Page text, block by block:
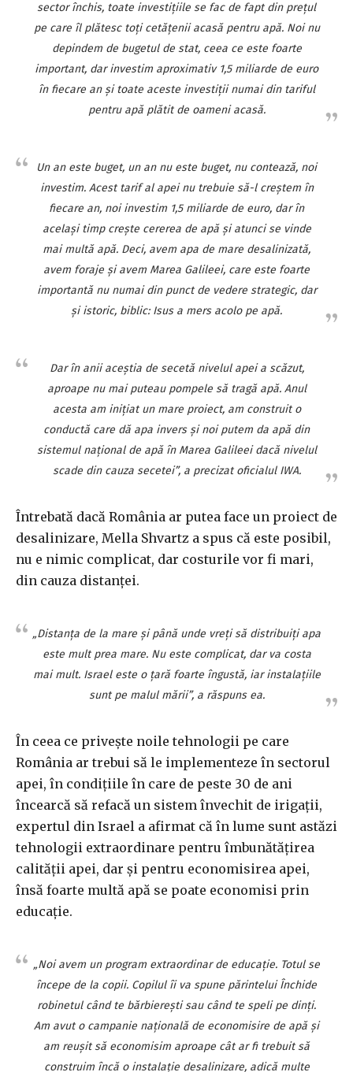
sector închis, toate investiţiile se fac de fapt din preţul
pe care îl plătesc toţi cetăţenii acasă pentru apă. Noi nu
depindem de bugetul de stat, ceea ce este foarte
important, dar investim aproximativ 1,5 miliarde de euro
în fiecare an şi toate aceste investiţii numai din tariful
pentru apă plătit de oameni acasă.
Un an este buget, un an nu este buget, nu contează, noi
investim. Acest tarif al apei nu trebuie să-l creştem în
fiecare an, noi investim 1,5 miliarde de euro, dar în
acelaşi timp creşte cererea de apă şi atunci se vinde
mai multă apă. Deci, avem apa de mare desalinizată,
avem foraje şi avem Marea Galileei, care este foarte
importantă nu numai din punct de vedere strategic, dar
şi istoric, biblic: Isus a mers acolo pe apă.
Dar în anii aceştia de secetă nivelul apei a scăzut,
aproape nu mai puteau pompele să tragă apă. Anul
acesta am iniţiat un mare proiect, am construit o
conductă care dă apa invers şi noi putem da apă din
sistemul naţional de apă în Marea Galileei dacă nivelul
scade din cauza secetei”, a precizat oficialul IWA.
Întrebată dacă România ar putea face un proiect de
desalinizare, Mella Shvartz a spus că este posibil,
nu e nimic complicat, dar costurile vor fi mari,
din cauza distanţei.
„Distanţa de la mare şi până unde vreţi să distribuiţi apa
este mult prea mare. Nu este complicat, dar va costa
mai mult. Israel este o ţară foarte îngustă, iar instalaţiile
sunt pe malul mării”, a răspuns ea.
În ceea ce priveşte noile tehnologii pe care
România ar trebui să le implementeze în sectorul
apei, în condiţiile în care de peste 30 de ani
încearcă să refacă un sistem învechit de irigaţii,
expertul din Israel a afirmat că în lume sunt astăzi
tehnologii extraordinare pentru îmbunătăţirea
calităţii apei, dar şi pentru economisirea apei,
însă foarte multă apă se poate economisi prin
educaţie.
„Noi avem un program extraordinar de educaţie. Totul se
începe de la copii. Copilul îi va spune părintelui Închide
robinetul când te bărbiereşti sau când te speli pe dinţi.
Am avut o campanie naţională de economisire de apă şi
am reuşit să economisim aproape cât ar fi trebuit să
construim încă o instalaţie desalinizare, adică multe